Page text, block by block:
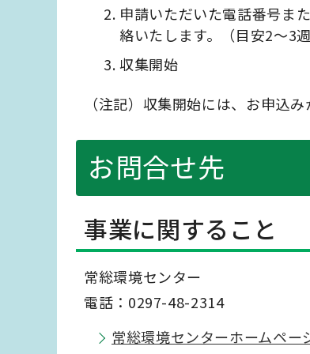
申請いただいた電話番号ま
絡いたします。（目安2～3週
収集開始
（注記）収集開始には、お申込
お問合せ先
事業に関すること
常総環境センター
電話：0297-48-2314
常総環境センターホームペー